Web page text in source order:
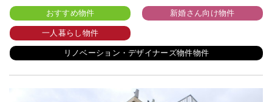
おすすめ物件 新婚さん向け物件
一人暮らし物件
リノベーション・デザイナーズ物件物件